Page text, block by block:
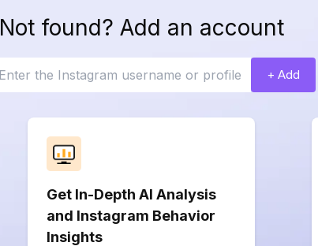
Not found? Add an account
+ Add
Get In-Depth AI Analysis
and Instagram Behavior
Insights